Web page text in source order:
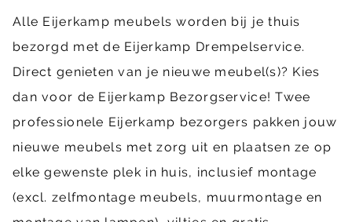
Alle Eijerkamp meubels worden bij je thuis
bezorgd met de Eijerkamp Drempelservice.
Direct genieten van je nieuwe meubel(s)? Kies
dan voor de Eijerkamp Bezorgservice! Twee
professionele Eijerkamp bezorgers pakken jouw
nieuwe meubels met zorg uit en plaatsen ze op
elke gewenste plek in huis, inclusief montage
(excl. zelfmontage meubels, muurmontage en